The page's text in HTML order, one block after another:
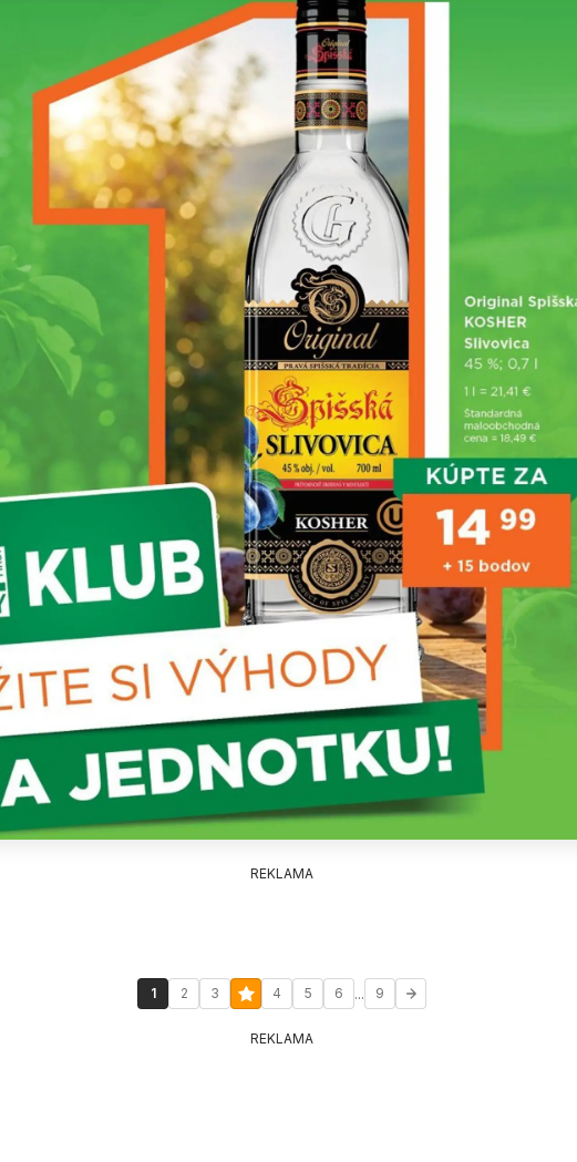
REKLAMA
1 2 3 4 5 6 ... 9
REKLAMA